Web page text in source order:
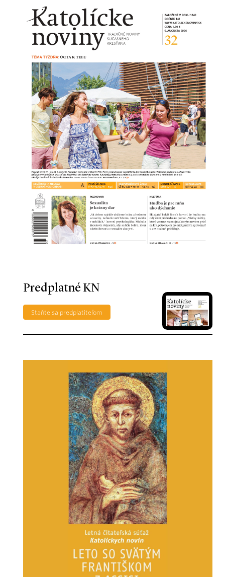
Predplatné KN
Staňte sa predplatiteľom